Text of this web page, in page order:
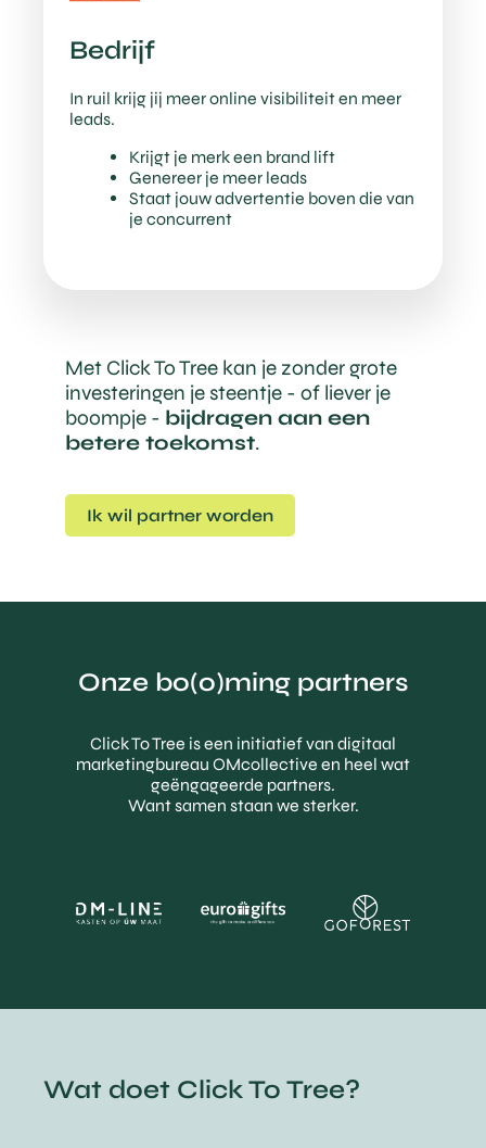
Bedrijf
In ruil krijg jij meer online visibiliteit en meer
leads.
Krijgt je merk een brand lift
Genereer je meer leads
Staat jouw advertentie boven die van
je concurrent
Met Click To Tree kan je zonder grote
investeringen je steentje - of liever je
boompje - bijdragen aan een
betere toekomst.
Ik wil partner worden
Onze bo(o)ming partners
Click To Tree is een initiatief van digitaal
marketingbureau OMcollective en heel wat
geëngageerde partners.
Want samen staan we sterker.
Wat doet Click To Tree?